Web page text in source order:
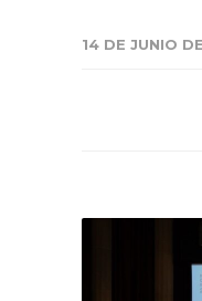
14 DE JUNIO